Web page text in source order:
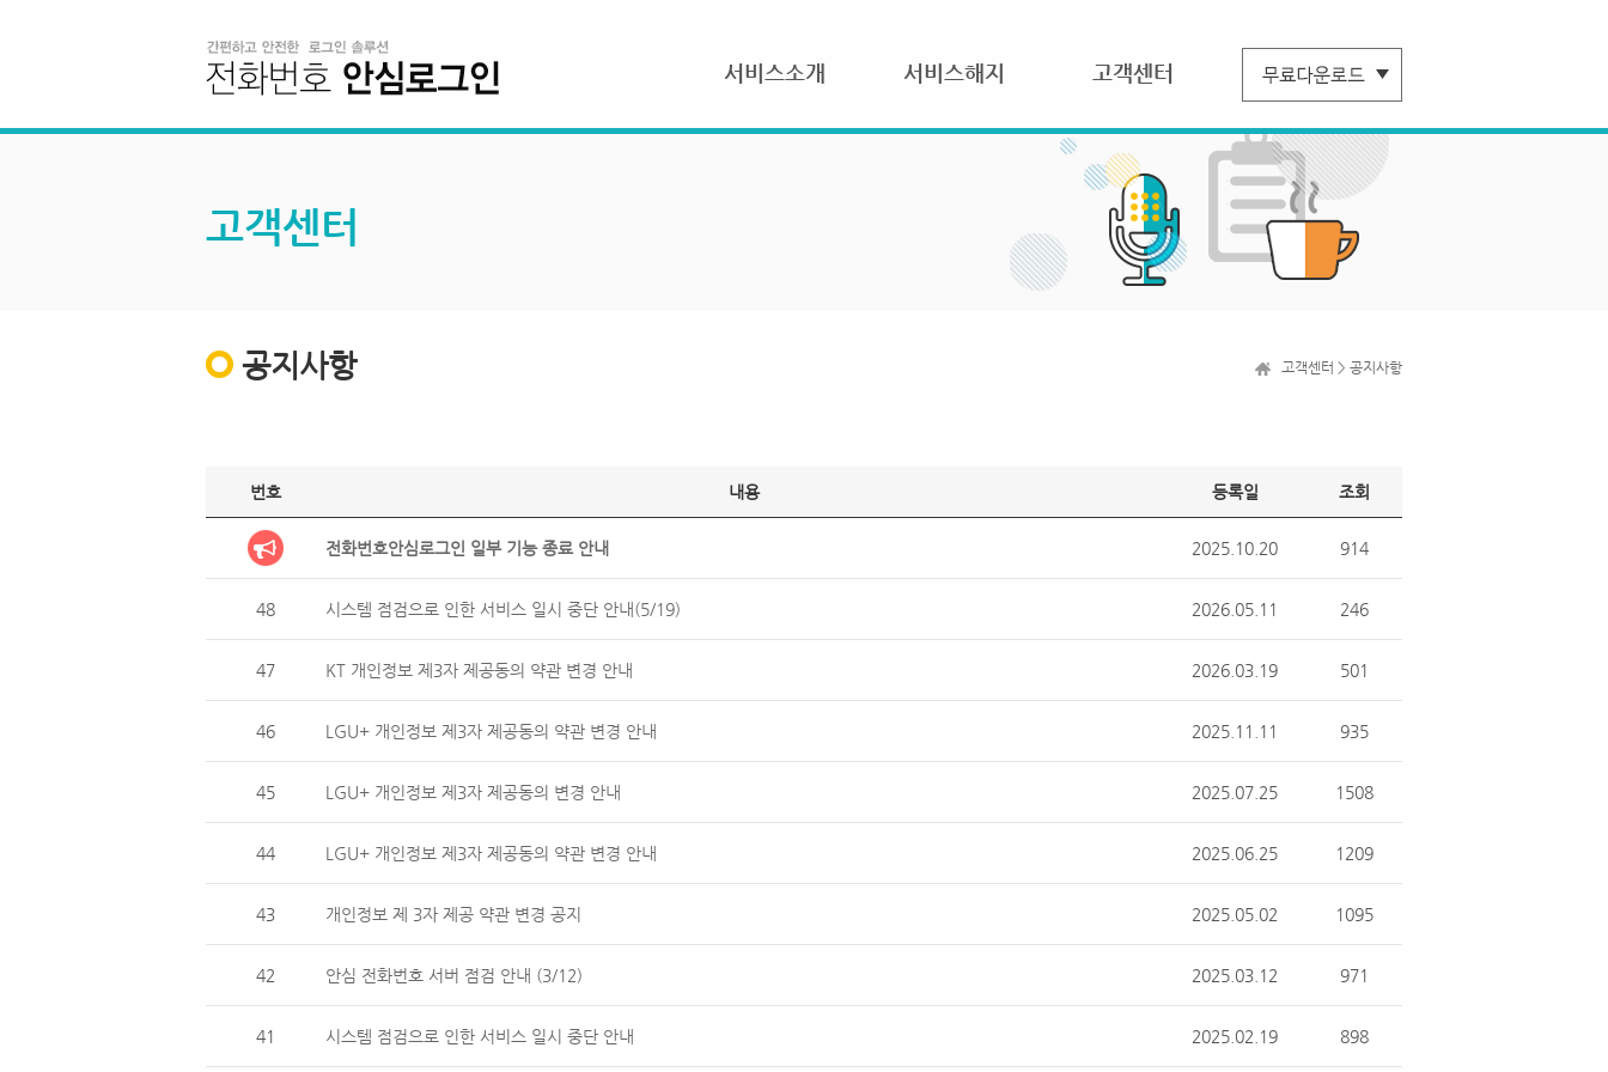
서비스소개 서비스해지 고객센터
고객센터
공지사항 고객센터 > 공지사항
번호 내용 등록일 조회
전화번호안심로그인 일부 기능 종료 안내 2025.10.20 914
48 시스템 점검으로 인한 서비스 일시 중단 안내(5/19) 2026.05.11 246
47 KT 개인정보 제3자 제공동의 약관 변경 안내 2026.03.19 501
46 LGU+ 개인정보 제3자 제공동의 약관 변경 안내 2025.11.11 935
45 LGU+ 개인정보 제3자 제공동의 변경 안내 2025.07.25 1508
44 LGU+ 개인정보 제3자 제공동의 약관 변경 안내 2025.06.25 1209
43 개인정보 제 3자 제공 약관 변경 공지 2025.05.02 1095
42 안심 전화번호 서버 점검 안내 (3/12) 2025.03.12 971
41 시스템 점검으로 인한 서비스 일시 중단 안내 2025.02.19 898